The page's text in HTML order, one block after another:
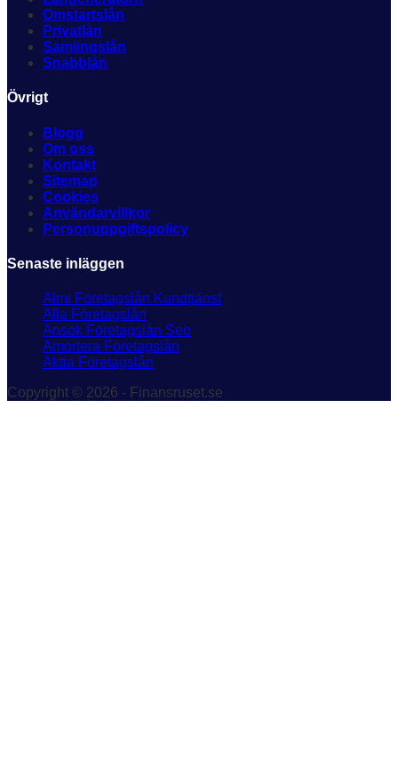
Omstartslån
Privatlån
Samlingslån
Snabblån
Övrigt
Blogg
Om oss
Kontakt
Sitemap
Cookies
Användarvillkor
Personuppgiftspolicy
Senaste inläggen
Almi Företagslån Kundtjänst
Alla Företagslån
Ansök Företagslån Seb
Amortera Företagslån
Aktia Företagslån
Copyright © 2026 - Finansruset.se